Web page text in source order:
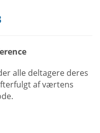
alle deltagere deres
af værtens